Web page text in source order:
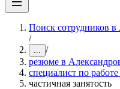
Поиск сотрудников в
/
... /
резюме в
специалист по
частичная занятость